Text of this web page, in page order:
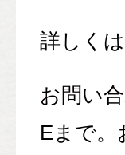
詳しくは
お問い
Eまで。